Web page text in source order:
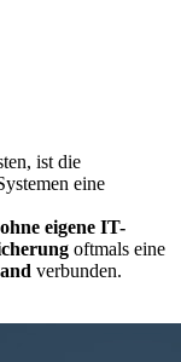
ist die
eine
ohne eigene IT-
oftmals eine
verbunden.